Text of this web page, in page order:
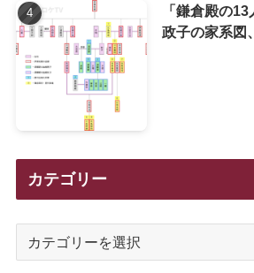
「鎌倉殿の
政子の家系図
カテゴリー